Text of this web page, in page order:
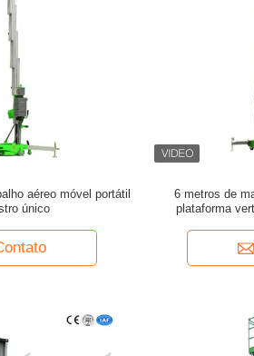
aéreo móvel portátil
único
6 metros de
plataforma